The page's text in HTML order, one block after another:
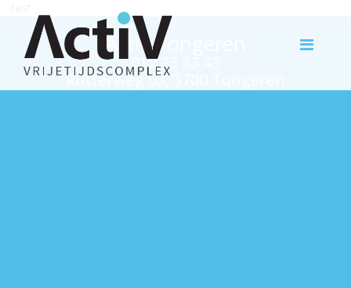
Activ Tongeren
012 23 33 43
Rutterweg 63, 3700 Tongeren